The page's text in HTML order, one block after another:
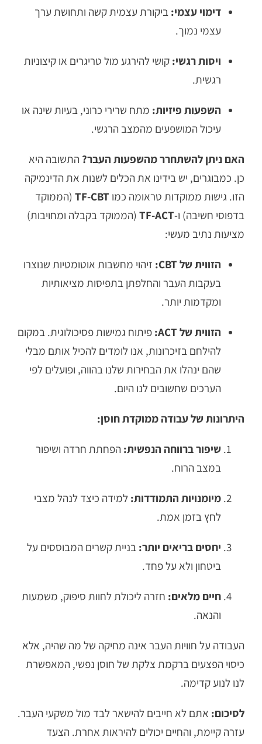
דימוי עצמי: ביקורת עצמית קשה ותחושת ערך
עצמי נמוך.
ויסות רגשי: קושי להירגע מול טריגרים או קיצוניות
רגשית.
השפעות פיזיות: מתח שרירי כרוני, בעיות שינה או
עיכול המושפעים מהמצב הרגשי.
האם ניתן להשתחרר מהשפעות העבר? התשובה היא
כן. כמבוגרים, יש בידינו את הכלים לשנות את הדינמיקה
הזו. גישות ממוקדות טראומה כמו TF-CBT (הממוקד
בדפוסי חשיבה) ו-TF-ACT (הממוקד בקבלה ומחויבות)
מציעות נתיב מעשי:
הזווית של CBT:
זיהוי מחשבות אוטומטיות שנוצרו
בעקבות העבר והחלפתן בתפיסות מציאותיות
ומקדמות יותר.
הזווית של ACT:
פיתוח גמישות פסיכולוגית. במקום
להילחם בזיכרונות, אנו לומדים להכיל אותם מבלי
שהם ינהלו את הבחירות שלנו בהווה, ופועלים לפי
הערכים שחשובים לנו היום.
היתרונות של עבודה ממוקדת חוסן:
שיפור ברווחה הנפשית: הפחתת חרדה ושיפור
במצב הרוח.
מיומנויות התמודדות: למידה כיצד לנהל מצבי
לחץ בזמן אמת.
יחסים בריאים יותר: בניית קשרים המבוססים על
ביטחון ולא על פחד.
חיים מלאים: חזרה ליכולת לחוות סיפוק, משמעות
והנאה.
העבודה על חוויות העבר אינה מחיקה של מה שהיה, אלא
כיסוי הפצעים ברקמת צלקת של חוסן נפשי, המאפשרת
לנו לנוע קדימה.
לסיכום: אתם לא חייבים להישאר לבד מול משקעי העבר.
עזרה קיימת, והחיים יכולים להיראות אחרת. הצעד